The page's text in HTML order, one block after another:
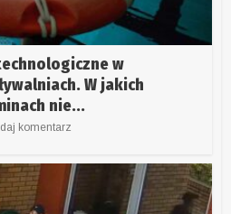
w
W jakich
nie...
komentarz